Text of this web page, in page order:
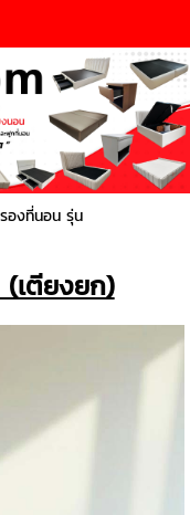
องที่นอน รุ่น
เตียงยก)